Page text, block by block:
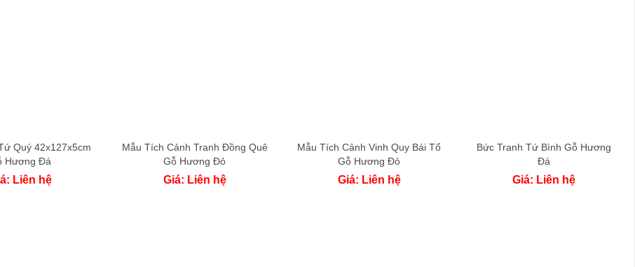
Quý 42x127x5cm
Hương Đá
Liên hệ
Mẫu Tích Cảnh Tranh Đồng Quê
Gỗ Hương Đỏ
Giá: Liên hệ
Mẫu Tích Cảnh Vinh Quy Bái Tổ
Gỗ Hương Đỏ
Giá: Liên hệ
Bức Tranh Tứ Bình Gỗ Hương
Đá
Giá: Liên hệ